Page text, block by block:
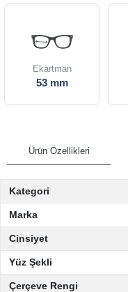
Ekartman
53 mm
Ürün Özellikleri
Kategori
Marka
Cinsiyet
Yüz Şekli
Çerçeve Rengi